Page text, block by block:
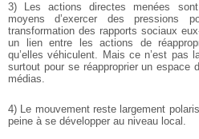
3) Les actions directes menées
moyens d’exercer des pressions
transformation des rapports sociaux
un lien entre les actions de
qu’elles véhiculent. Mais ce n’est pas
surtout pour se réapproprier un espace
médias.
4) Le mouvement reste largement
peine à se développer au niveau local.